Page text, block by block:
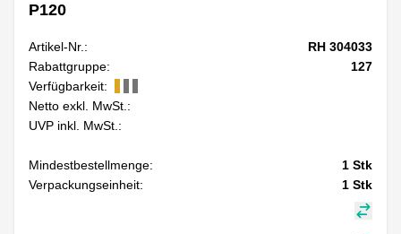
P120
Artikel-Nr.:
RH 304033
Rabattgruppe:
127
Verfügbarkeit:
Netto exkl. MwSt.:
UVP inkl. MwSt.:
Mindestbestellmenge: 1 Stk
Verpackungseinheit:
1 Stk